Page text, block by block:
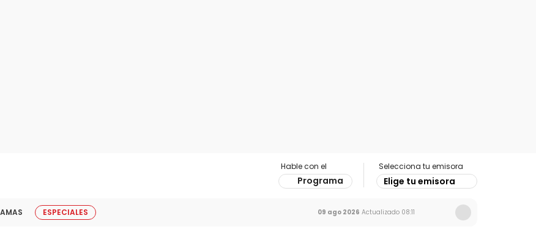
Hable con el
Programa
Selecciona tu emisora
Elige tu emisora
ESPECIALES 09 ago 2026 Actualizado 08:11